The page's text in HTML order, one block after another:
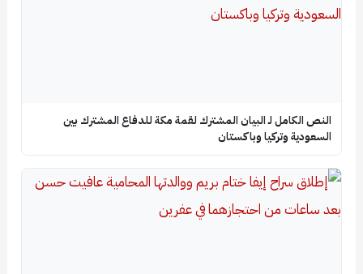
النص الكامل لـ البيان المشترك لقمة مكة للدفاع المشترك بين
السعودية وتركيا وباكستان